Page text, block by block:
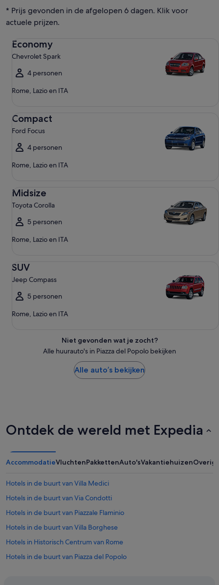
* Prijs gevonden in de afgelopen 6 dagen. Klik voor
actuele prijzen.
Economy
Chevrolet Spark
4 personen
Rome, Lazio en ITA
Compact
Ford Focus
4 personen
Rome, Lazio en ITA
Midsize
Toyota Corolla
5 personen
Rome, Lazio en ITA
SUV
Jeep Compass
5 personen
Rome, Lazio en ITA
Niet gevonden wat je zocht?
Alle huurauto's in Piazza del Popolo bekijken
Alle auto’s bekijken
Ontdek de wereld met Expedia
AccommodatieVluchtenPakkettenAuto'sVakantiehuizenOverig
Hotels in de buurt van Villa Medici
Hotels in de buurt van Via Condotti
Hotels in de buurt van Piazzale Flaminio
Hotels in de buurt van Villa Borghese
Hotels in Historisch Centrum van Rome
Hotels in de buurt van Piazza del Popolo